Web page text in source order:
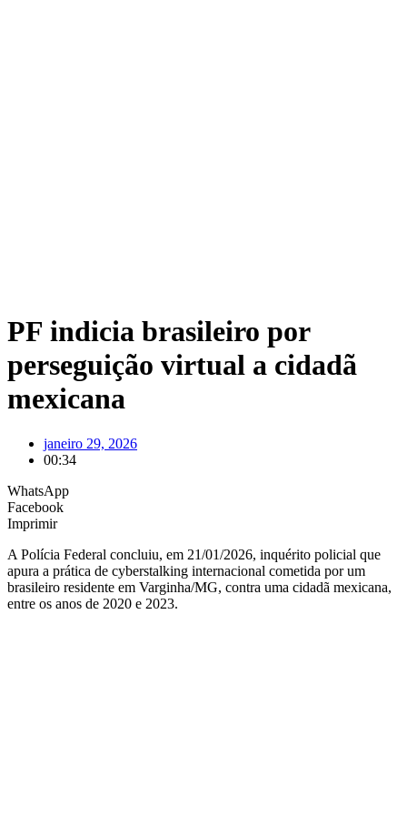
PF indicia brasileiro por
perseguição virtual a cidadã
mexicana
janeiro 29, 2026
00:34
WhatsApp
Facebook
Imprimir
A Polícia Federal concluiu, em 21/01/2026, inquérito policial que
apura a prática de cyberstalking internacional cometida por um
brasileiro residente em Varginha/MG, contra uma cidadã mexicana,
entre os anos de 2020 e 2023.